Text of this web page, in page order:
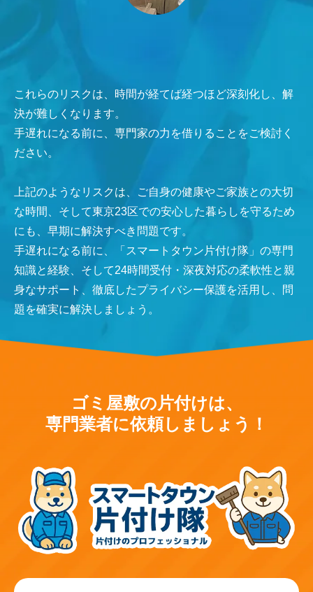
これらのリスクは、時間が経てば経つほど深刻化し、解
決が難しくなります。
手遅れになる前に、専門家の力を借りることをご検討く
ださい。
上記のようなリスクは、ご自身の健康やご家族との大切
な時間、そして東京23区での安心した暮らしを守るため
にも、早期に解決すべき問題です。
手遅れになる前に、「スマートタウン片付け隊」の専門
知識と経験、そして24時間受付・深夜対応の柔軟性と親
身なサポート、徹底したプライバシー保護を活用し、問
題を確実に解決しましょう。
ゴミ屋敷の片付けは、
専門業者に依頼しましょう！